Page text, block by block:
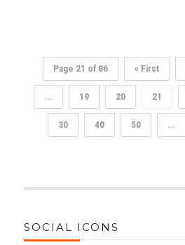
Page 21 of 86 « First
... 19 20 21
30 40 50 ...
SOCIAL ICONS